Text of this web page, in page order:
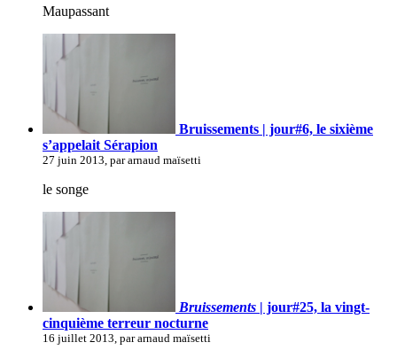
Maupassant
Bruissements | jour#6, le sixième
s’appelait Sérapion
27 juin 2013, par arnaud maïsetti
le songe
Bruissements | jour#25, la vingt-
cinquième terreur nocturne
16 juillet 2013, par arnaud maïsetti